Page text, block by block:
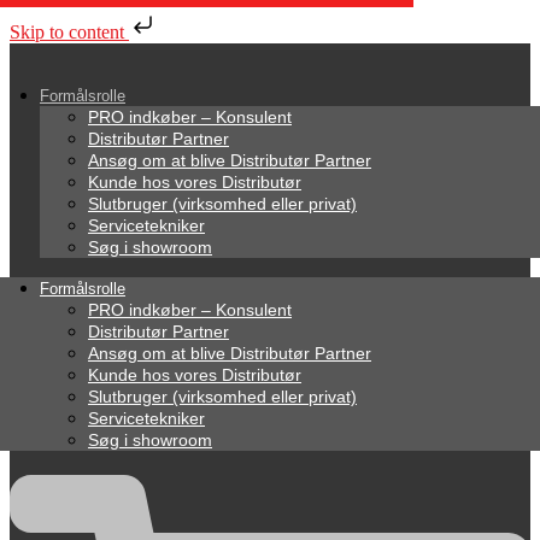
Skip to content
Formålsrolle
PRO indkøber – Konsulent
Distributør Partner
Ansøg om at blive Distributør Partner
Kunde hos vores Distributør
Slutbruger (virksomhed eller privat)
Servicetekniker
Søg i showroom
Formålsrolle
PRO indkøber – Konsulent
Distributør Partner
Ansøg om at blive Distributør Partner
Kunde hos vores Distributør
Slutbruger (virksomhed eller privat)
Servicetekniker
Søg i showroom